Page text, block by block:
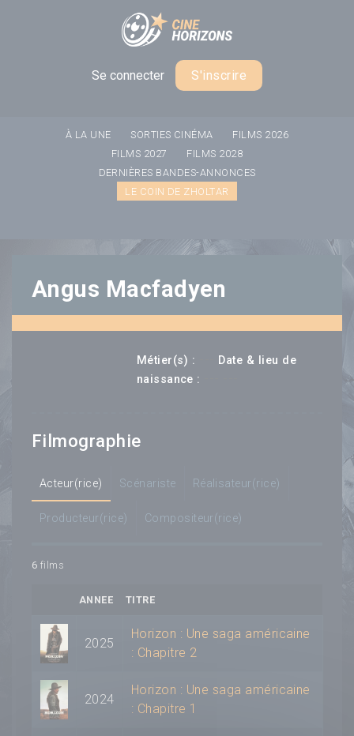
Se connecter S'inscrire
À LA UNE SORTIES CINÉMA
FILMS 2026
FILMS 2027
FILMS 2028
DERNIÈRES BANDES-ANNONCES
LE COIN DE ZHOLTAR
Angus Macfadyen
Métier(s) :
Date & lieu de
naissance :
Filmographie
Acteur(rice) Scénariste Réalisateur(rice)
Producteur(rice) Compositeur(rice)
6 films
ANNEE TITRE
2025
Horizon : Une saga américaine
: Chapitre 2
2024
Horizon : Une saga américaine
: Chapitre 1
Panneau de gestion des cookies